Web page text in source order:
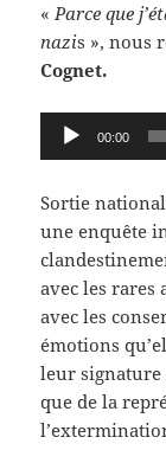
«Parce que
nazis », nous
Cognet.
Lecteur
audio
00:00
Sortie
une enquête
avec les rares
avec les
émotions
leur signature
que de la